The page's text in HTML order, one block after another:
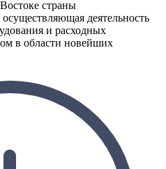
страны
деятельность
и расходных
в области новейших